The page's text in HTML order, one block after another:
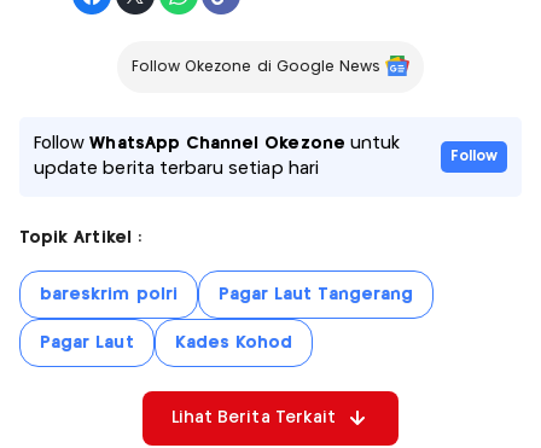
Follow Okezone di Google News
FollowWhatsApp Channel Okezone untuk
update berita terbaru setiap hari
Follow
Topik Artikel :
bareskrim polri Pagar Laut Tangerang
Pagar Laut Kades Kohod
Lihat Berita Terkait